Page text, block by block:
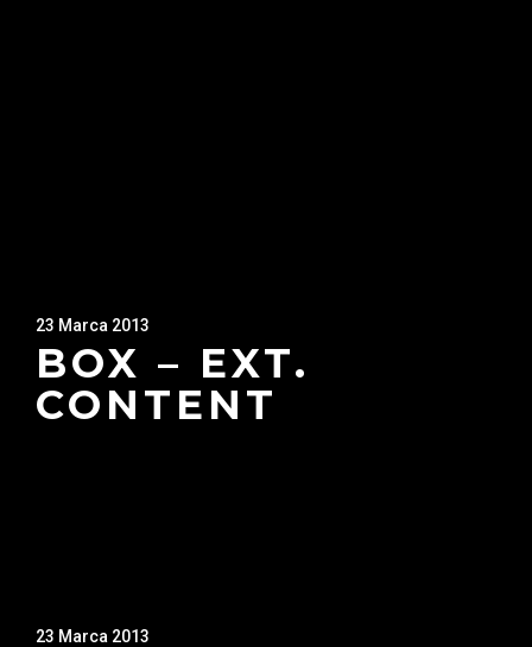
23 Marca 2013
BOX – EXT.
CONTENT
23 Marca 2013